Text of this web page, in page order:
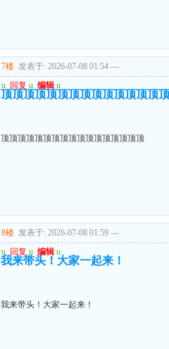
7楼 发表于: 2026-07-08 01:54 ---
u 回复 u 编辑 u
顶顶顶顶顶顶顶顶顶顶顶顶顶顶
顶顶顶顶顶顶顶顶顶顶顶顶顶顶顶顶顶
8楼 发表于: 2026-07-08 01:59 ---
u 回复 u 编辑 u
我来带头！大家一起来！
我来带头！大家一起来！